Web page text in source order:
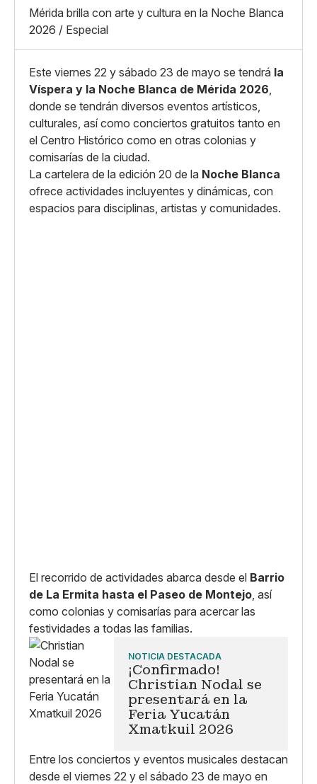
X
Whatsapp
Copiar enlace
Grande
Mérida brilla con arte y cultura en la Noche Blanca
2026 / Especial
Este viernes 22 y sábado 23 de mayo se tendrá la
Víspera y la Noche Blanca de Mérida 2026,
donde se tendrán diversos eventos artísticos,
culturales, así como conciertos gratuitos tanto en
el Centro Histórico como en otras colonias y
comisarías de la ciudad.
La cartelera de la edición 20 de la Noche Blanca
ofrece actividades incluyentes y dinámicas, con
espacios para disciplinas, artistas y comunidades.
El recorrido de actividades abarca desde el Barrio
de La Ermita hasta el Paseo de Montejo, así
como colonias y comisarías para acercar las
festividades a todas las familias.
NOTICIA DESTACADA
¡Confirmado!
Christian Nodal se
presentará en la
Feria Yucatán
Xmatkuil 2026
Entre los conciertos y eventos musicales destacan
desde el viernes 22 y el sábado 23 de mayo en